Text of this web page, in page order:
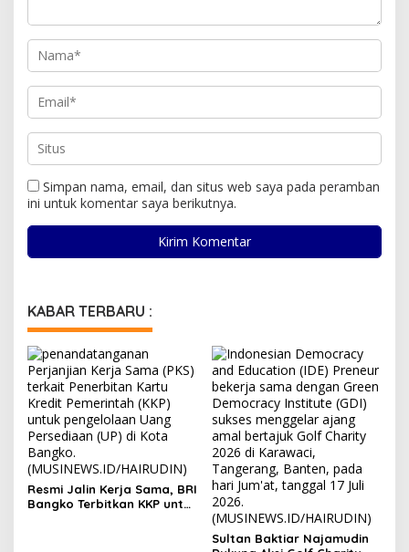
Simpan nama, email, dan situs web saya pada peramban
ini untuk komentar saya berikutnya.
KABAR TERBARU :
​Resmi Jalin Kerja Sama, BRI
Bangko Terbitkan KKP untuk
Sultan Baktiar Najamudin